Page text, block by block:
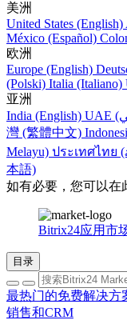
美洲
United States (English)
México (Español)
欧洲
Europe (English)
(Polski) Italia (Italiano)
亚洲
India (English)
灣 (繁體中文)
Melayu) ประเทศไทย
本語)
如有必要，您可以在
Bitrix24应用市
目录
最热门的免费解决方
销售和CRM